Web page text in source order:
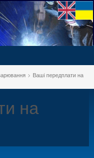
Ваші передплати на
на